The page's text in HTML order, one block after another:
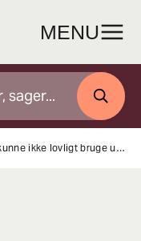
MENU
SØG
En virksomhed kunne ikke lovligt bruge udsagnet ”recycled plastic” om et plastikprodukt